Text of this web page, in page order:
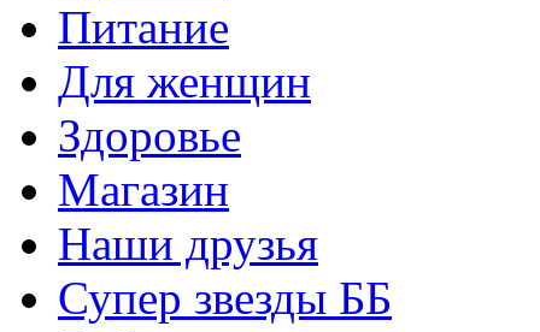
Питание
Для женщин
Здоровье
Магазин
Наши друзья
Супер звезды ББ